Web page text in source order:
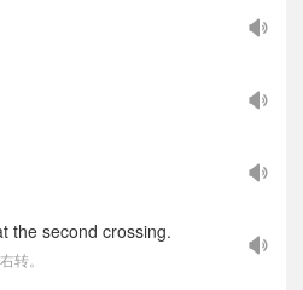
the second crossing.
转。